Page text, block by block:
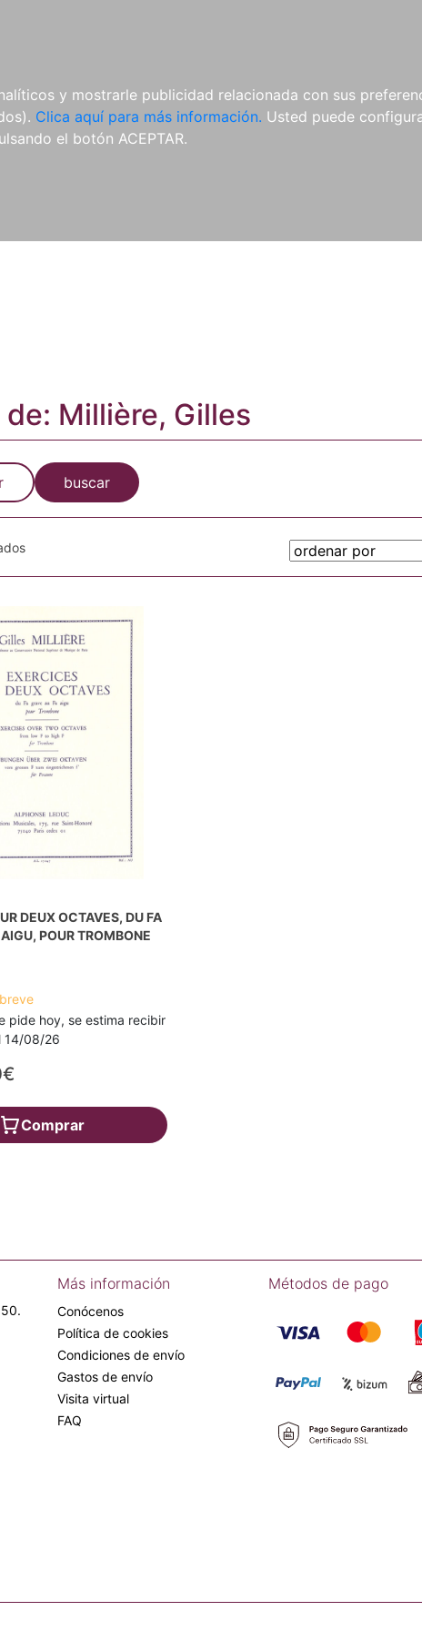
y mostrarle publicidad relacionada con sus
Clica aquí para más información. Usted puede
el botón ACEPTAR.
REVISTAS
CDS Y
DVDS
MATERIAL
COMPLEMENTARIO
de: Millière, Gilles
buscar
DEUX OCTAVES, DU FA
POUR TROMBONE
pide hoy, se estima recibir
14/08/26
Comprar
Más información
Conócenos
Política de cookies
Condiciones de envío
Gastos de envío
Visita virtual
FAQ
Métodos de pago